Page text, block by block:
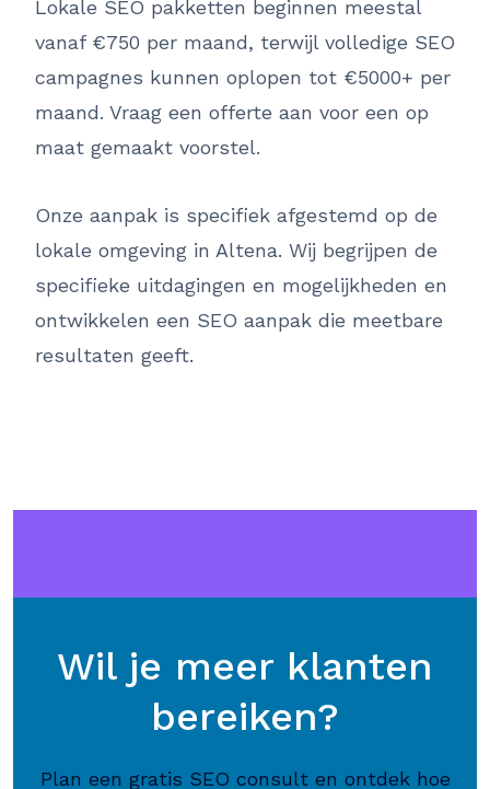
Lokale SEO pakketten beginnen meestal
vanaf €750 per maand, terwijl volledige SEO
campagnes kunnen oplopen tot €5000+ per
maand. Vraag een offerte aan voor een op
maat gemaakt voorstel.
Onze aanpak is specifiek afgestemd op de
lokale omgeving in Altena. Wij begrijpen de
specifieke uitdagingen en mogelijkheden en
ontwikkelen een SEO aanpak die meetbare
resultaten geeft.
Wil je meer klanten
bereiken?
Plan een gratis SEO consult en ontdek hoe